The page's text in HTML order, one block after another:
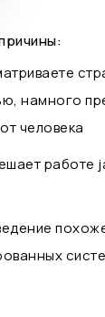
намного
человека
работе